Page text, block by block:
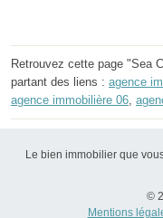
Retrouvez cette page "Sea
partant des liens : agence
agence immobilière 06
Le bien immobilier que
©
Mentions